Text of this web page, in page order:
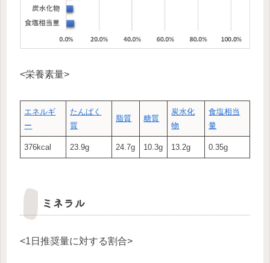
<栄養素量>
エネルギ
ー
たんぱく
質
脂質 糖質
炭水化
物
食塩相当
量
376kcal 23.9g 24.7g 10.3g 13.2g 0.35g
ミネラル
<1日推奨量に対する割合>